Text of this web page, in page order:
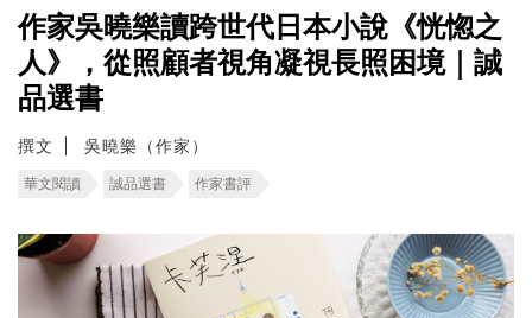
作家吳曉樂讀跨世代日本小說《恍惚之
人》，從照顧者視角凝視長照困境｜誠
品選書
撰文 吳曉樂（作家）
華文閱讀 誠品選書 作家書評